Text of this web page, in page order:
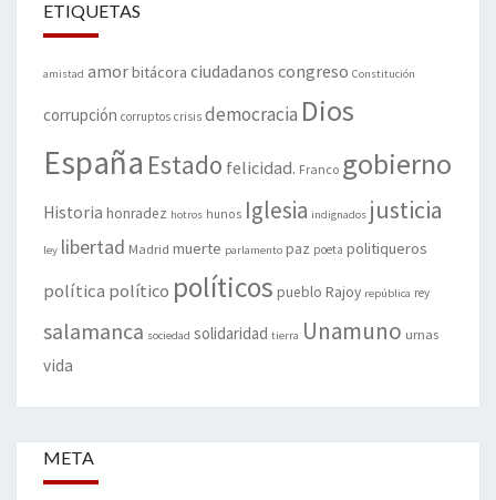
ETIQUETAS
amistad amorbitácora ciudadanos congreso Constitución
corrupción corruptos crisis democracia Dios
España Estado felicidad. Franco gobierno
Historia honradez hotros hunos Iglesia indignados justicia
ley libertad Madrid muerte parlamento paz poeta politiqueros
política político políticos pueblo Rajoy república rey
salamanca sociedad solidaridad tierra Unamuno urnas
vida
META